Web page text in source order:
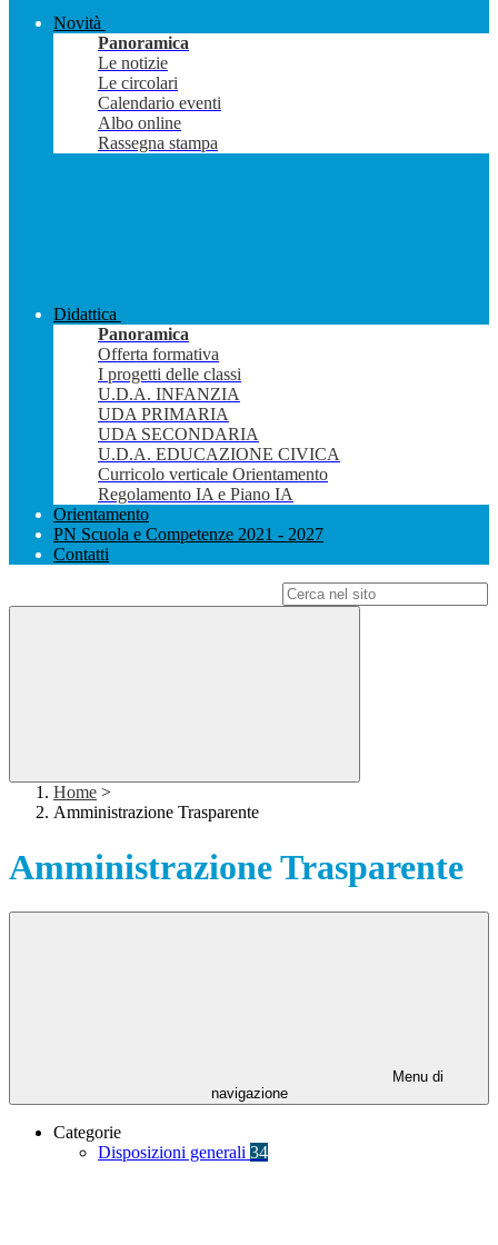
Novità
Panoramica
Le notizie
Le circolari
Calendario eventi
Albo online
Rassegna stampa
Didattica
Panoramica
Offerta formativa
I progetti delle classi
U.D.A. INFANZIA
UDA PRIMARIA
UDA SECONDARIA
U.D.A. EDUCAZIONE CIVICA
Curricolo verticale Orientamento
Regolamento IA e Piano IA
Orientamento
PN Scuola e Competenze 2021 - 2027
Contatti
Home >
Amministrazione Trasparente
Amministrazione Trasparente
Menu di
navigazione
Categorie
Disposizioni generali 34